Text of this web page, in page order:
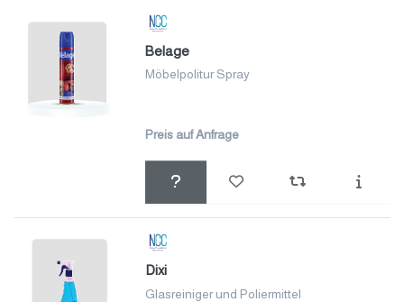
Belage
Möbelpolitur Spray
Preis auf Anfrage
Dixi
Glasreiniger und Poliermittel